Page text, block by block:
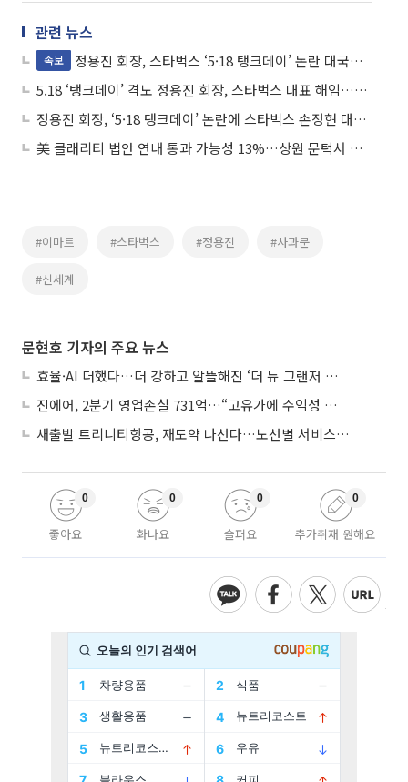
관련 뉴스
속보
정용진 회장, 스타벅스 ‘5·18 탱크데이’ 논란 대국민 사과⋯“책임 통감”
5.18 ‘탱크데이’ 격노 정용진 회장, 스타벅스 대표 해임…“일벌백계 본보기”
정용진 회장, ‘5·18 탱크데이’ 논란에 스타벅스 손정현 대표 경질
美 클래리티 법안 연내 통과 가능성 13%…상원 문턱서 제동
#이마트 #스타벅스 #정용진 #사과문
#신세계
문현호 기자의 주요 뉴스
효율·AI 더했다…더 강하고 알뜰해진 ‘더 뉴 그랜저 하이브리드’
진에어, 2분기 영업손실 731억…“고유가에 수익성 악화”
새출발 트리니티항공, 재도약 나선다…노선별 서비스 차별화
좋아요
0
화나요
0
슬퍼요
0
추가취재 원해요
0